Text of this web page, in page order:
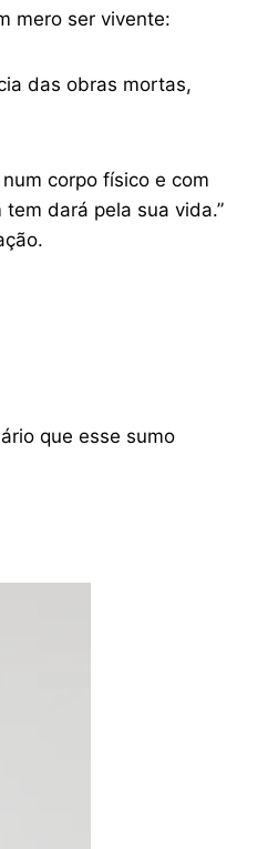
mero ser vivente:
das obras mortas,
corpo físico e com
dará pela sua vida.”
que esse sumo